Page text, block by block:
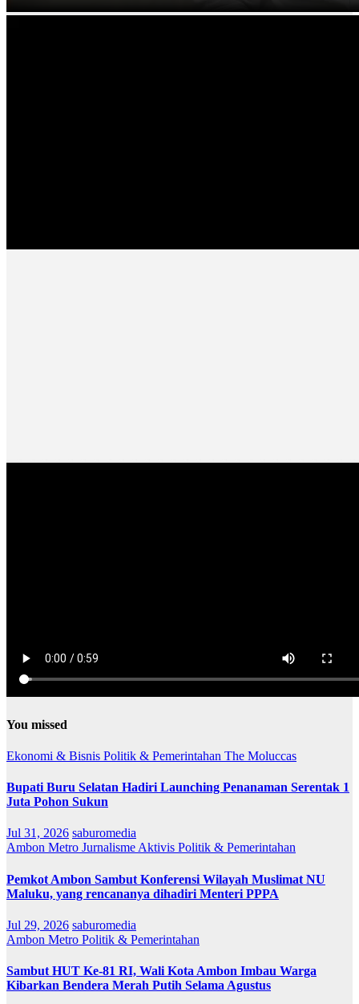
You missed
Ekonomi & Bisnis Politik & Pemerintahan The Moluccas
Bupati Buru Selatan Hadiri Launching Penanaman Serentak 1
Juta Pohon Sukun
Jul 31, 2026 saburomedia
Ambon Metro Jurnalisme Aktivis Politik & Pemerintahan
Pemkot Ambon Sambut Konferensi Wilayah Muslimat NU
Maluku, yang rencananya dihadiri Menteri PPPA
Jul 29, 2026 saburomedia
Ambon Metro Politik & Pemerintahan
Sambut HUT Ke-81 RI, Wali Kota Ambon Imbau Warga
Kibarkan Bendera Merah Putih Selama Agustus